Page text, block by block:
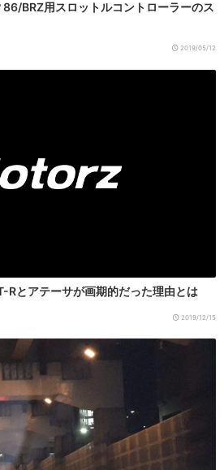
BRZ用スロットルコントローラーのス
2019/05/12
Rとアテーサが画期的だった理由とは
2019/12/15